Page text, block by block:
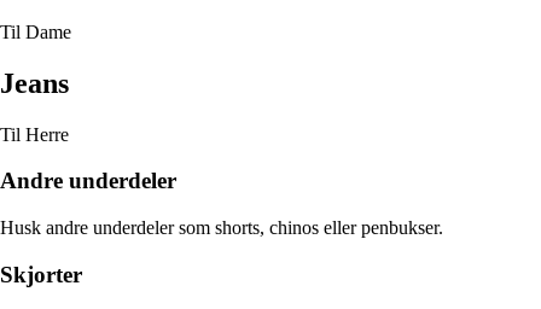
Til Dame
Jeans
Til Herre
Andre underdeler
Husk andre underdeler som shorts, chinos eller penbukser.
Skjorter